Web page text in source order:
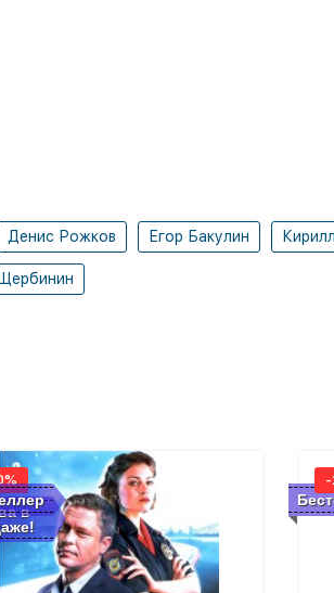
Денис Рожков Егор Бакулин
в
-